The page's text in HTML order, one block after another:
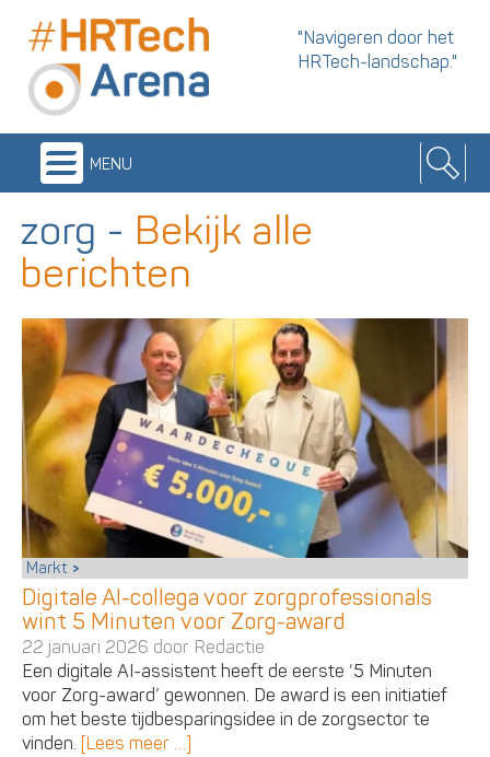
"Navigeren door het
HRTech-landschap."
menu
zorg - Bekijk alle
berichten
Markt
Digitale AI-collega voor zorgprofessionals
wint 5 Minuten voor Zorg-award
22 januari 2026 door Redactie
Een digitale AI-assistent heeft de eerste ‘5 Minuten
voor Zorg-award’ gewonnen. De award is een initiatief
om het beste tijdbesparingsidee in de zorgsector te
vinden. [Lees meer …]